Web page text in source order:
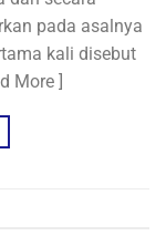
pada asalnya
kali disebut
More ]